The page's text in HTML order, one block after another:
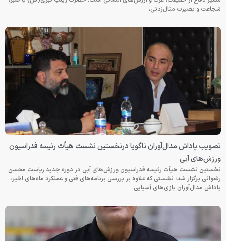
شجاعت و بصیرت مثال‌زدنی،
تصویب پاداش مدال‌آوران ناگویا درنخستین نشست هیأت رئیسه فدراسیون
ورزش‌های آبی
نخستین نشست هیأت رئیسه فدراسیون ورزش‌های آبی در دوره جدید ریاست محسن
رضوانی برگزار شد؛ نشستی که علاوه بر بررسی برنامه‌های فنی و عملکرد ماه‌های اخیر،
پاداش مدال‌آوران بازی‌های آسیایی